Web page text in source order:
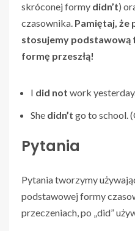
skróconej formy didn’t)
czasownika. Pamiętaj, że
stosujemy podstawową
formę przeszłą!
I did not work
She didn’t go to school.
Pytania
Pytania tworzymy
podstawowej formy
przeczeniach, po „did”